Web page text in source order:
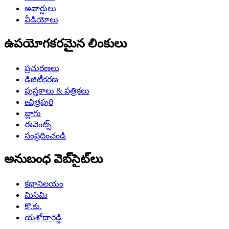
అవార్డులు
వీడియోలు
ఉపయోగకరమైన లింకులు
ప్రచురణలు
డిజిటీకరణ
పుస్తకాలు & పత్రికలు
eచిత్రపురి
బ్లాగు
ఈవెంట్స్
సంప్రదించండి
అనుబంధ వెబ్‌సైట్‌లు
కథానిలయం
మిసిమి
కొ.కు.
యశోదారెడ్డి